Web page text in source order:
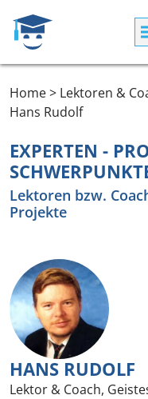
Home > Lektoren &
Hans Rudolf
EXPERTEN -
Lektoren bzw.
Projekte
HANS RUDOLF
Lektor & Coach,